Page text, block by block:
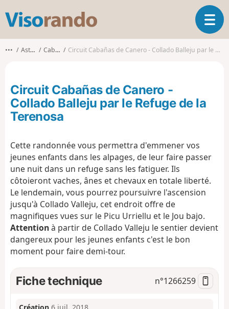
s
o
d
o
O
u
v
g
i
••• Asturies Cabrales Circuit Cabañas de Canero - Collado Balleju par le Refuge de la Terenosa
Circuit Cabañas de Canero -
Collado Balleju par le Refuge de la
Terenosa
Cette randonnée vous permettra d'emmener vos
jeunes enfants dans les alpages, de leur faire passer
une nuit dans un refuge sans les fatiguer. Ils
côtoieront vaches, ânes et chevaux en totale liberté.
Le lendemain, vous pourrez poursuivre l'ascension
jusqu'à Collado Valleju, cet endroit offre de
magnifiques vues sur le Picu Urriellu et le Jou bajo.
Attentionà partir de Collado Valleju le sentier devient
dangereux pour les jeunes enfants c'est le bon
moment pour faire demi-tour.
Fiche technique n°1266259